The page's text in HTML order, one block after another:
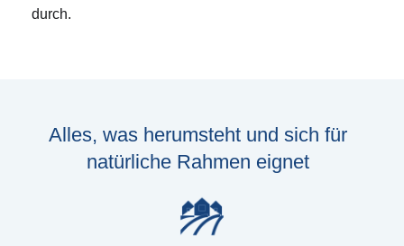
durch.
Alles, was herumsteht und sich für
natürliche Rahmen eignet